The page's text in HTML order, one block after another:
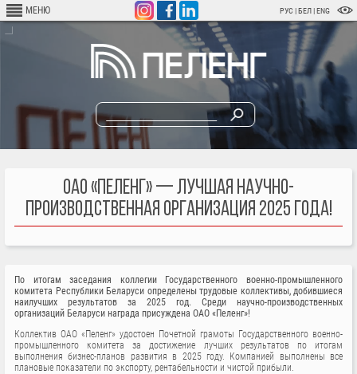
Перейти
основному
МЕНЮ РУС |БЕЛ |ENG
ОАО «ПЕЛЕНГ» — ЛУЧШАЯ НАУЧНО-
ПРОИЗВОДСТВЕННАЯ ОРГАНИЗАЦИЯ 2025 ГОДА!
По итогам заседания коллегии Государственного военно-промышленного
комитета Республики Беларуси определены трудовые коллективы, добившиеся
наилучших результатов за 2025 год. Среди научно-производственных
организаций Беларуси награда присуждена ОАО «Пеленг»!
Коллектив ОАО «Пеленг» удостоен Почетной грамоты Государственного военно-
промышленного комитета за достижение лучших результатов по итогам
выполнения бизнес-планов развития в 2025 году. Компанией выполнены все
плановые показатели по экспорту, рентабельности и чистой прибыли.